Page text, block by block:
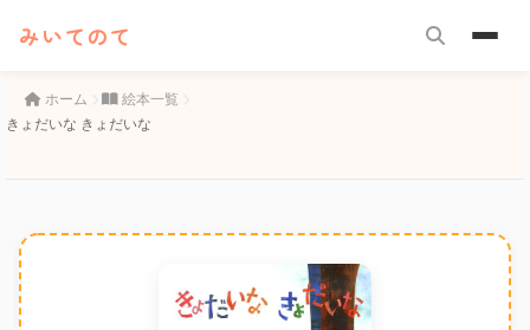
みいてのて
ホーム
絵本一覧
きょだいな きょだいな